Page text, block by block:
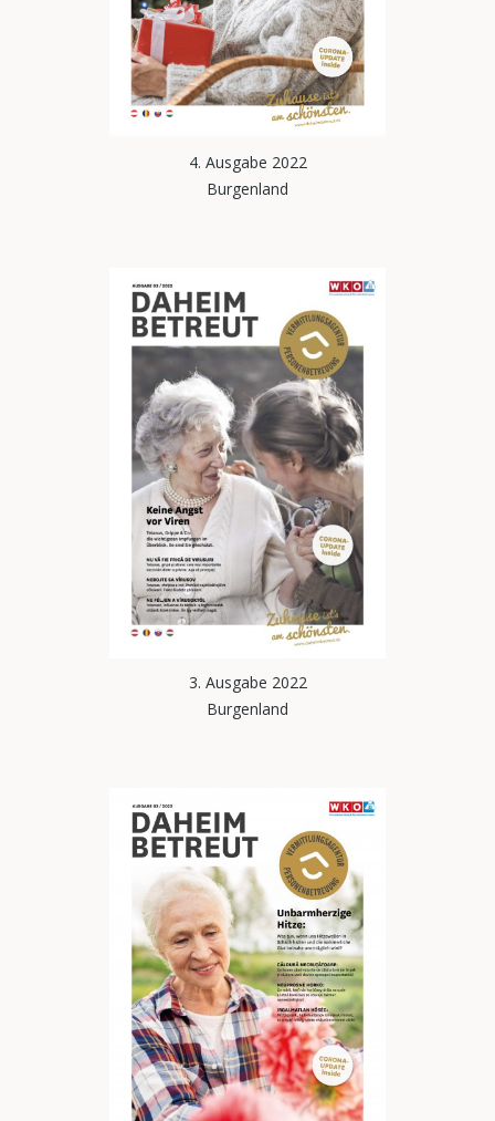
4. Ausgabe 2022
Burgenland
3. Ausgabe 2022
Burgenland